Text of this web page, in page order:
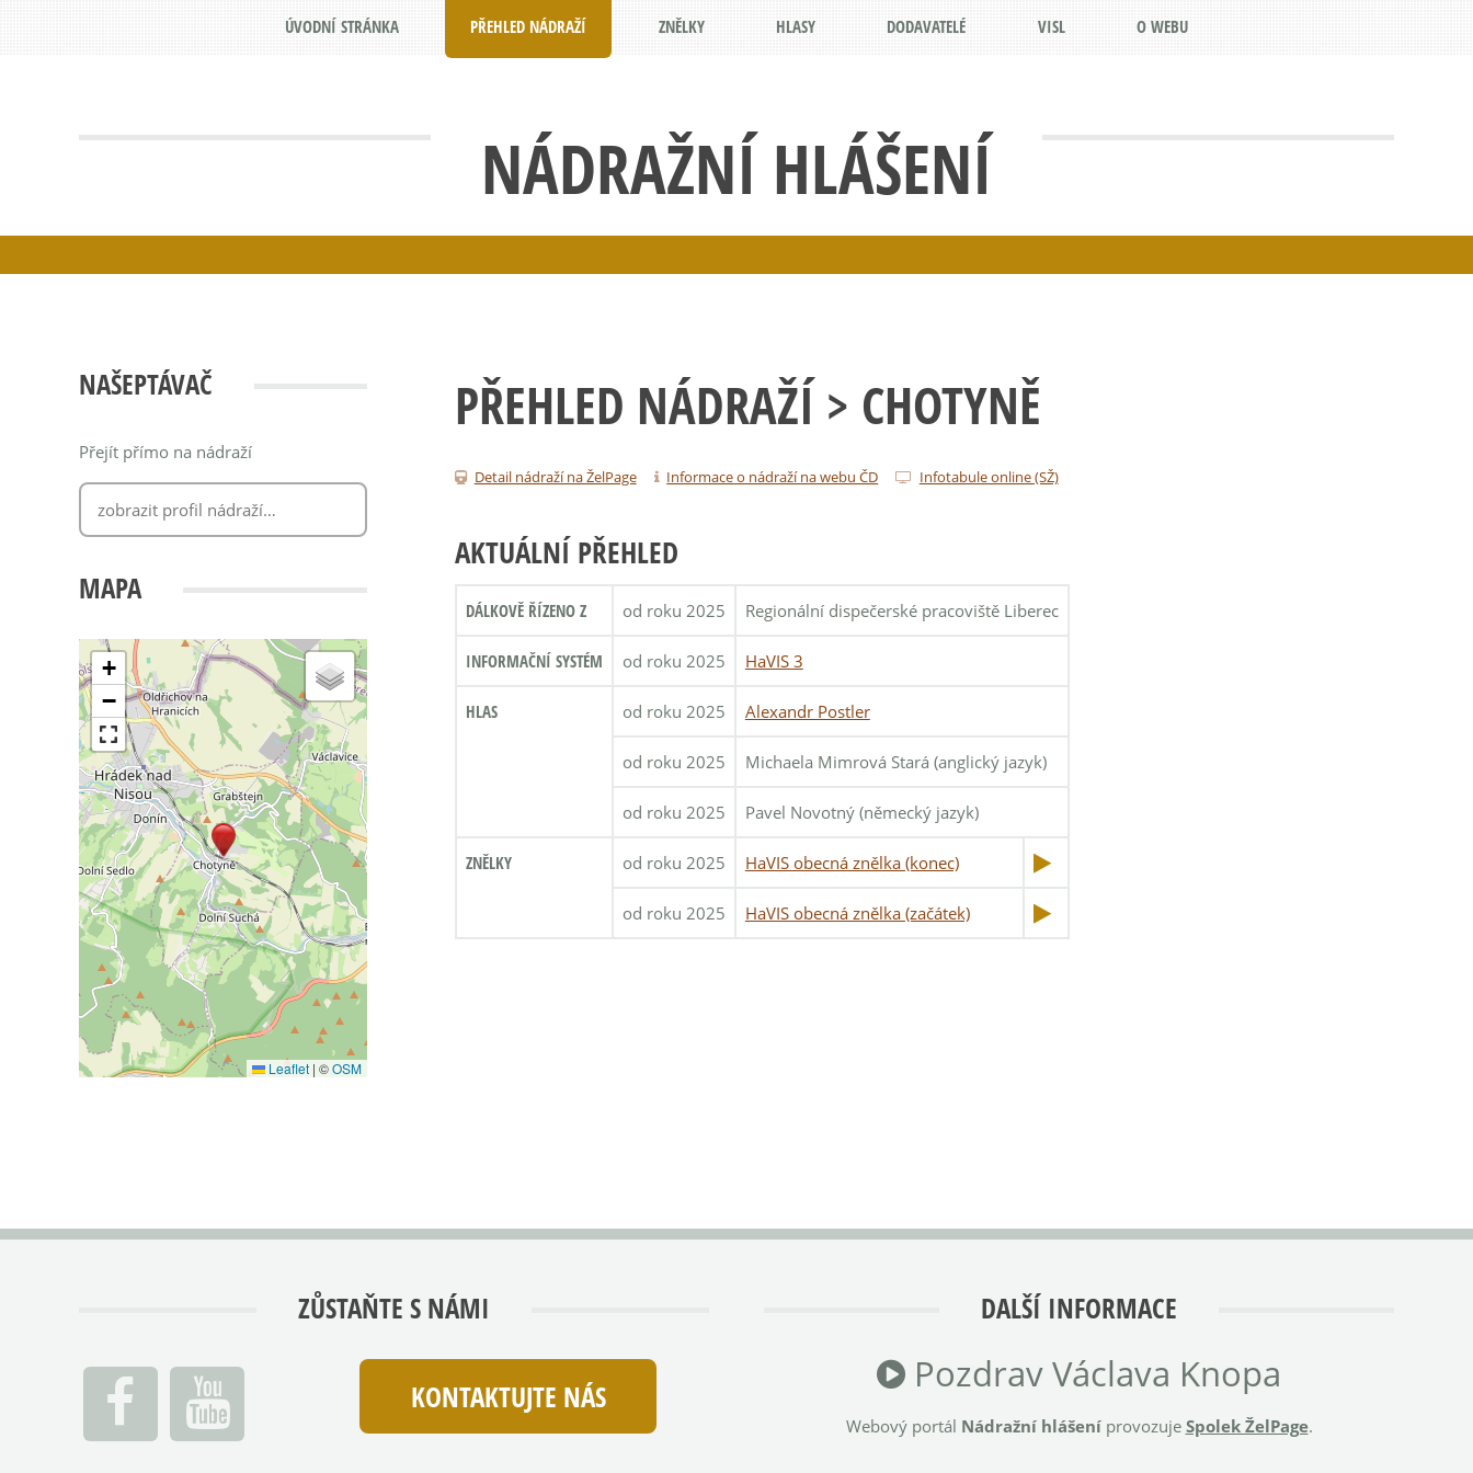
NÁDRAŽNÍ HLÁŠENÍ
ÚVODNÍ STRÁNKA PŘEHLED NÁDRAŽÍ ZNĚLKY HLASY DODAVATELÉ VISL O WEBU
NAŠEPTÁVAČ
Přejít přímo na nádraží
MAPA
+
−
Leaflet | ©OSM
PŘEHLED NÁDRAŽÍ > CHOTYNĚ
Detail nádraží na ŽelPage Informace o nádraží na webu ČD Infotabule online (SŽ)
AKTUÁLNÍ PŘEHLED
DÁLKOVĚ ŘÍZENO Z od roku 2025 Regionální dispečerské pracoviště Liberec
INFORMAČNÍ SYSTÉM od roku 2025 HaVIS 3
HLAS od roku 2025 Alexandr Postler
od roku 2025 Michaela Mimrová Stará (anglický jazyk)
od roku 2025 Pavel Novotný (německý jazyk)
ZNĚLKY od roku 2025 HaVIS obecná znělka (konec)
od roku 2025 HaVIS obecná znělka (začátek)
ZŮSTAŇTE S NÁMI
KONTAKTUJTE NÁS
DALŠÍ INFORMACE
Pozdrav Václava Knopa
Webový portál Nádražní hlášeníprovozuje Spolek ŽelPage.